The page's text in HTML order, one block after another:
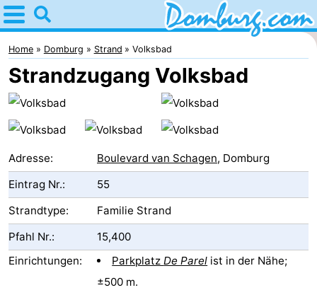
Home
Domburg
Tipps
Für
Webcam
Webcam
Strand
Übernachten
Appartements
Home Domburg Strand Volksbad
Strandzugang Volksbad
Adresse: Boulevard van Schagen, Domburg
Eintrag Nr.:
55
Strandtype:
Familie Strand
Pfahl Nr.:
15,400
Einrichtungen:
ParkplatzDe Parel ist in der Nähe;
±500 m.